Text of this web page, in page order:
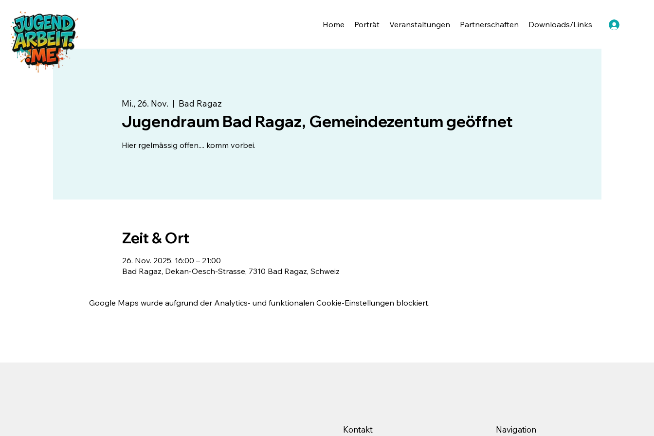
Home Porträt Veranstaltungen Partnerschaften Downloads/Links
Mi., 26. Nov.
  |
Bad Ragaz
Jugendraum Bad Ragaz, Gemeindezentum geöffnet
Hier rgelmässig offen.... komm vorbei.
Zeit & Ort
26. Nov. 2025, 16:00 – 21:00
Bad Ragaz, Dekan-Oesch-Strasse, 7310 Bad Ragaz, Schweiz
Google Maps wurde aufgrund der Analytics- und funktionalen Cookie-Einstellungen blockiert.
Kontakt Navigation